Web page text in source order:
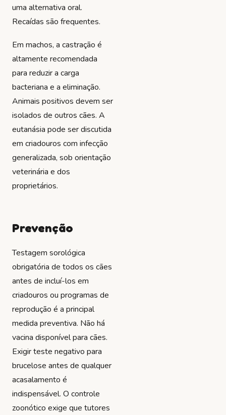
uma alternativa oral.
Recaídas são frequentes.
Em machos, a castração é
altamente recomendada
para reduzir a carga
bacteriana e a eliminação.
Animais positivos devem ser
isolados de outros cães. A
eutanásia pode ser discutida
em criadouros com infecção
generalizada, sob orientação
veterinária e dos
proprietários.
Prevenção
Testagem sorológica
obrigatória de todos os cães
antes de incluí-los em
criadouros ou programas de
reprodução é a principal
medida preventiva. Não há
vacina disponível para cães.
Exigir teste negativo para
brucelose antes de qualquer
acasalamento é
indispensável. O controle
zoonótico exige que tutores